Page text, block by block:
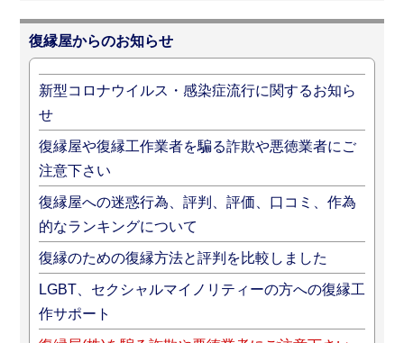
復縁屋からのお知らせ
新型コロナウイルス・感染症流行に関するお知ら
せ
復縁屋や復縁工作業者を騙る詐欺や悪徳業者にご
注意下さい
復縁屋への迷惑行為、評判、評価、口コミ、作為
的なランキングについて
復縁のための復縁方法と評判を比較しました
LGBT、セクシャルマイノリティーの方への復縁工
作サポート